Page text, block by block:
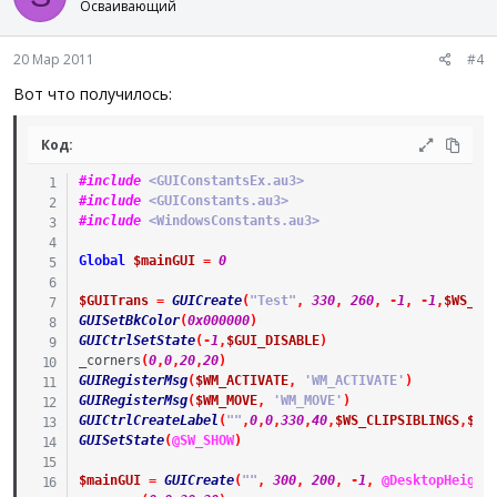
Осваивающий
20 Мар 2011 #4
Вот что получилось:
Код:
#include <GUIConstantsEx.au3>
#include <GUIConstants.au3>
#include <WindowsConstants.au3>
Global $mainGUI = 0
$GUITrans = GUICreate( "Test" , 330, 260, -1 , -1 ,
GUISetBkColor(0x000000)
GUICtrlSetState( -1 , $GUI_DISABLE)
_corners (0,0,20,20)
GUIRegisterMsg( $WM_ACTIVATE, 'WM_ACTIVATE' )
GUIRegisterMsg( $WM_MOVE, 'WM_MOVE' )
GUICtrlCreateLabel ( "" ,0,0,330,40, $WS_CLIPSIBLINGS,
GUISetState(@SW_SHOW)
$mainGUI = GUICreate( "" , 300, 200, -1 ,
@DesktopHeight